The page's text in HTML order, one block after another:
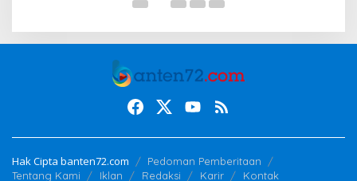
Hak Cipta banten72.com
Pedoman Pemberitaan
Tentang Kami
Iklan Redaksi Karir Kontak